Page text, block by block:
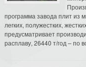
программа завода плит из
легких, полужестких,
предусматривает
расплаву, 26440 т/год – по